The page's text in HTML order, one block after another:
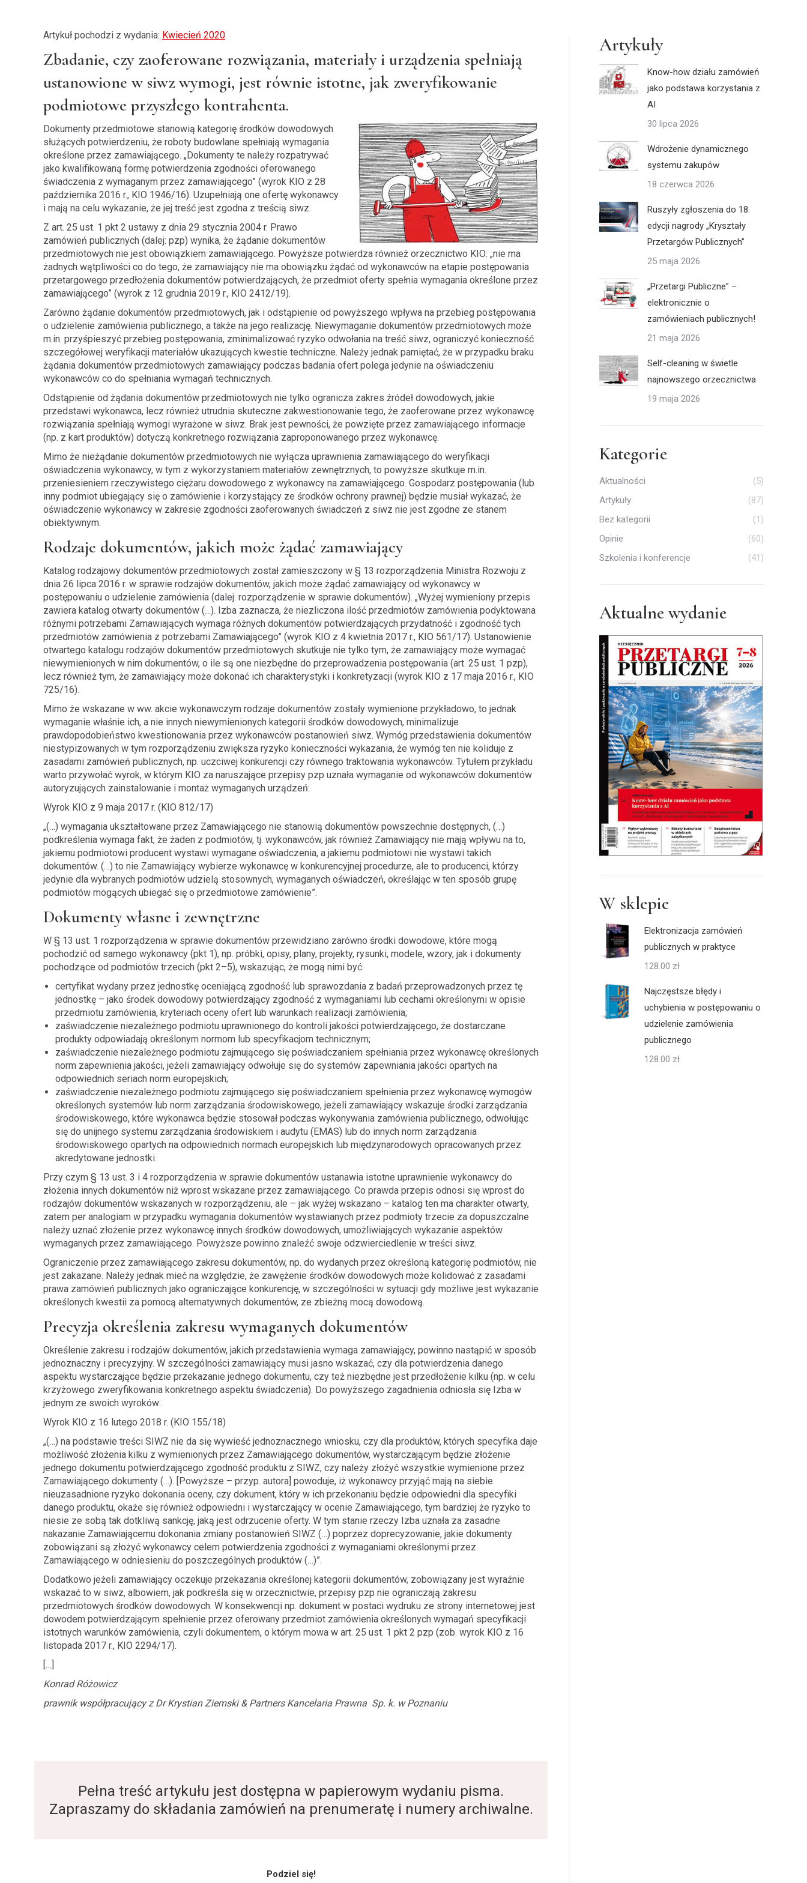
Artykuł pochodzi z wydania: Kwiecień 2020
Zbadanie, czy zaoferowane rozwiązania, materiały i urządzenia spełniają
ustanowione w siwz wymogi, jest równie istotne, jak zweryfikowanie
podmiotowe przyszłego kontrahenta.
Dokumenty przedmiotowe stanowią kategorię środków dowodowych
służących potwierdzeniu, że roboty budowlane spełniają wymagania
określone przez zamawiającego. „Dokumenty te należy rozpatrywać
jako kwalifikowaną formę potwierdzenia zgodności oferowanego
świadczenia z wymaganym przez zamawiającego” (wyrok KIO z 28
października 2016 r., KIO 1946/16). Uzupełniają one ofertę wykonawcy
i mają na celu wykazanie, że jej treść jest zgodna z treścią siwz.
Z art. 25 ust. 1 pkt 2 ustawy z dnia 29 stycznia 2004 r. Prawo
zamówień publicznych (dalej: pzp) wynika, że żądanie dokumentów
przedmiotowych nie jest obowiązkiem zamawiającego. Powyższe potwierdza również orzecznictwo KIO: „nie ma
żadnych wątpliwości co do tego, że zamawiający nie ma obowiązku żądać od wykonawców na etapie postępowania
przetargowego przedłożenia dokumentów potwierdzających, że przedmiot oferty spełnia wymagania określone przez
zamawiającego” (wyrok z 12 grudnia 2019 r., KIO 2412/19).
Zarówno żądanie dokumentów przedmiotowych, jak i odstąpienie od powyższego wpływa na przebieg postępowania
o udzielenie zamówienia publicznego, a także na jego realizację. Niewymaganie dokumentów przedmiotowych może
m.in. przyśpieszyć przebieg postępowania, zminimalizować ryzyko odwołania na treść siwz, ograniczyć konieczność
szczegółowej weryfikacji materiałów ukazujących kwestie techniczne. Należy jednak pamiętać, że w przypadku braku
żądania dokumentów przedmiotowych zamawiający podczas badania ofert polega jedynie na oświadczeniu
wykonawców co do spełniania wymagań technicznych.
Odstąpienie od żądania dokumentów przedmiotowych nie tylko ogranicza zakres źródeł dowodowych, jakie
przedstawi wykonawca, lecz również utrudnia skuteczne zakwestionowanie tego, że zaoferowane przez wykonawcę
rozwiązania spełniają wymogi wyrażone w siwz. Brak jest pewności, że powzięte przez zamawiającego informacje
(np. z kart produktów) dotyczą konkretnego rozwiązania zaproponowanego przez wykonawcę.
Mimo że nieżądanie dokumentów przedmiotowych nie wyłącza uprawnienia zamawiającego do weryfikacji
oświadczenia wykonawcy, w tym z wykorzystaniem materiałów zewnętrznych, to powyższe skutkuje m.in.
przeniesieniem rzeczywistego ciężaru dowodowego z wykonawcy na zamawiającego. Gospodarz postępowania (lub
inny podmiot ubiegający się o zamówienie i korzystający ze środków ochrony prawnej) będzie musiał wykazać, że
oświadczenie wykonawcy w zakresie zgodności zaoferowanych świadczeń z siwz nie jest zgodne ze stanem
obiektywnym.
Rodzaje dokumentów, jakich może żądać zamawiający
Katalog rodzajowy dokumentów przedmiotowych został zamieszczony w § 13 rozporządzenia Ministra Rozwoju z
dnia 26 lipca 2016 r. w sprawie rodzajów dokumentów, jakich może żądać zamawiający od wykonawcy w
postępowaniu o udzielenie zamówienia (dalej: rozporządzenie w sprawie dokumentów). „Wyżej wymieniony przepis
zawiera katalog otwarty dokumentów (…). Izba zaznacza, że niezliczona ilość przedmiotów zamówienia podyktowana
różnymi potrzebami Zamawiających wymaga różnych dokumentów potwierdzających przydatność i zgodność tych
przedmiotów zamówienia z potrzebami Zamawiającego” (wyrok KIO z 4 kwietnia 2017 r., KIO 561/17). Ustanowienie
otwartego katalogu rodzajów dokumentów przedmiotowych skutkuje nie tylko tym, że zamawiający może wymagać
niewymienionych w nim dokumentów, o ile są one niezbędne do przeprowadzenia postępowania (art. 25 ust. 1 pzp),
lecz również tym, że zamawiający może dokonać ich charakterystyki i konkretyzacji (wyrok KIO z 17 maja 2016 r., KIO
725/16).
Mimo że wskazane w ww. akcie wykonawczym rodzaje dokumentów zostały wymienione przykładowo, to jednak
wymaganie właśnie ich, a nie innych niewymienionych kategorii środków dowodowych, minimalizuje
prawdopodobieństwo kwestionowania przez wykonawców postanowień siwz. Wymóg przedstawienia dokumentów
niestypizowanych w tym rozporządzeniu zwiększa ryzyko konieczności wykazania, że wymóg ten nie koliduje z
zasadami zamówień publicznych, np. uczciwej konkurencji czy równego traktowania wykonawców. Tytułem przykładu
warto przywołać wyrok, w którym KIO za naruszające przepisy pzp uznała wymaganie od wykonawców dokumentów
autoryzujących zainstalowanie i montaż wymaganych urządzeń:
Wyrok KIO z 9 maja 2017 r. (KIO 812/17)
„(…) wymagania ukształtowane przez Zamawiającego nie stanowią dokumentów powszechnie dostępnych, (…)
podkreślenia wymaga fakt, że żaden z podmiotów, tj. wykonawców, jak również Zamawiający nie mają wpływu na to,
jakiemu podmiotowi producent wystawi wymagane oświadczenia, a jakiemu podmiotowi nie wystawi takich
dokumentów. (…) to nie Zamawiający wybierze wykonawcę w konkurencyjnej procedurze, ale to producenci, którzy
jedynie dla wybranych podmiotów udzielą stosownych, wymaganych oświadczeń, określając w ten sposób grupę
podmiotów mogących ubiegać się o przedmiotowe zamówienie”.
Dokumenty własne i zewnętrzne
W § 13 ust. 1 rozporządzenia w sprawie dokumentów przewidziano zarówno środki dowodowe, które mogą
pochodzić od samego wykonawcy (pkt 1), np. próbki, opisy, plany, projekty, rysunki, modele, wzory, jak i dokumenty
pochodzące od podmiotów trzecich (pkt 2–5), wskazując, że mogą nimi być:
certyfikat wydany przez jednostkę oceniającą zgodność lub sprawozdania z badań przeprowadzonych przez tę
jednostkę – jako środek dowodowy potwierdzający zgodność z wymaganiami lub cechami określonymi w opisie
przedmiotu zamówienia, kryteriach oceny ofert lub warunkach realizacji zamówienia;
zaświadczenie niezależnego podmiotu uprawnionego do kontroli jakości potwierdzającego, że dostarczane
produkty odpowiadają określonym normom lub specyfikacjom technicznym;
zaświadczenie niezależnego podmiotu zajmującego się poświadczaniem spełniania przez wykonawcę określonych
norm zapewnienia jakości, jeżeli zamawiający odwołuje się do systemów zapewniania jakości opartych na
odpowiednich seriach norm europejskich;
zaświadczenie niezależnego podmiotu zajmującego się poświadczaniem spełnienia przez wykonawcę wymogów
określonych systemów lub norm zarządzania środowiskowego, jeżeli zamawiający wskazuje środki zarządzania
środowiskowego, które wykonawca będzie stosował podczas wykonywania zamówienia publicznego, odwołując
się do unijnego systemu zarządzania środowiskiem i audytu (EMAS) lub do innych norm zarządzania
środowiskowego opartych na odpowiednich normach europejskich lub międzynarodowych opracowanych przez
akredytowane jednostki.
Przy czym § 13 ust. 3 i 4 rozporządzenia w sprawie dokumentów ustanawia istotne uprawnienie wykonawcy do
złożenia innych dokumentów niż wprost wskazane przez zamawiającego. Co prawda przepis odnosi się wprost do
rodzajów dokumentów wskazanych w rozporządzeniu, ale – jak wyżej wskazano – katalog ten ma charakter otwarty,
zatem per analogiam w przypadku wymagania dokumentów wystawianych przez podmioty trzecie za dopuszczalne
należy uznać złożenie przez wykonawcę innych środków dowodowych, umożliwiających wykazanie aspektów
wymaganych przez zamawiającego. Powyższe powinno znaleźć swoje odzwierciedlenie w treści siwz.
Ograniczenie przez zamawiającego zakresu dokumentów, np. do wydanych przez określoną kategorię podmiotów, nie
jest zakazane. Należy jednak mieć na względzie, że zawężenie środków dowodowych może kolidować z zasadami
prawa zamówień publicznych jako ograniczające konkurencję, w szczególności w sytuacji gdy możliwe jest wykazanie
określonych kwestii za pomocą alternatywnych dokumentów, ze zbieżną mocą dowodową.
Precyzja określenia zakresu wymaganych dokumentów
Określenie zakresu i rodzajów dokumentów, jakich przedstawienia wymaga zamawiający, powinno nastąpić w sposób
jednoznaczny i precyzyjny. W szczególności zamawiający musi jasno wskazać, czy dla potwierdzenia danego
aspektu wystarczające będzie przekazanie jednego dokumentu, czy też niezbędne jest przedłożenie kilku (np. w celu
krzyżowego zweryfikowania konkretnego aspektu świadczenia). Do powyższego zagadnienia odniosła się Izba w
jednym ze swoich wyroków:
Wyrok KIO z 16 lutego 2018 r. (KIO 155/18)
„(…) na podstawie treści SIWZ nie da się wywieść jednoznacznego wniosku, czy dla produktów, których specyfika daje
możliwość złożenia kilku z wymienionych przez Zamawiającego dokumentów, wystarczającym będzie złożenie
jednego dokumentu potwierdzającego zgodność produktu z SIWZ, czy należy złożyć wszystkie wymienione przez
Zamawiającego dokumenty (…). [Powyższe – przyp. autora] powoduje, iż wykonawcy przyjąć mają na siebie
nieuzasadnione ryzyko dokonania oceny, czy dokument, który w ich przekonaniu będzie odpowiedni dla specyfiki
danego produktu, okaże się również odpowiedni i wystarczający w ocenie Zamawiającego, tym bardziej że ryzyko to
niesie ze sobą tak dotkliwą sankcję, jaką jest odrzucenie oferty. W tym stanie rzeczy Izba uznała za zasadne
nakazanie Zamawiającemu dokonania zmiany postanowień SIWZ (…) poprzez doprecyzowanie, jakie dokumenty
zobowiązani są złożyć wykonawcy celem potwierdzenia zgodności z wymaganiami określonymi przez
Zamawiającego w odniesieniu do poszczególnych produktów (…)”.
Dodatkowo jeżeli zamawiający oczekuje przekazania określonej kategorii dokumentów, zobowiązany jest wyraźnie
wskazać to w siwz, albowiem, jak podkreśla się w orzecznictwie, przepisy pzp nie ograniczają zakresu
przedmiotowych środków dowodowych. W konsekwencji np. dokument w postaci wydruku ze strony internetowej jest
dowodem potwierdzającym spełnienie przez oferowany przedmiot zamówienia określonych wymagań specyfikacji
istotnych warunków zamówienia, czyli dokumentem, o którym mowa w art. 25 ust. 1 pkt 2 pzp (zob. wyrok KIO z 16
listopada 2017 r., KIO 2294/17).
[…]
Konrad Różowicz
prawnik współpracujący z Dr Krystian Ziemski & Partners Kancelaria Prawna Sp. k. w Poznaniu
Pełna treść artykułu jest dostępna w papierowym wydaniu pisma.
Zapraszamy do składania zamówień na prenumeratę i numery archiwalne.
Podziel się!
Artykuły
Know-how działu zamówień
jako podstawa korzystania z
AI
30 lipca 2026
Wdrożenie dynamicznego
systemu zakupów
18 czerwca 2026
Ruszyły zgłoszenia do 18.
edycji nagrody „Kryształy
Przetargów Publicznych”
25 maja 2026
„Przetargi Publiczne” –
elektronicznie o
zamówieniach publicznych!
21 maja 2026
Self-cleaning w świetle
najnowszego orzecznictwa
19 maja 2026
Kategorie
Aktualności
(5)
Artykuły
(87)
Bez kategorii
(1)
Opinie
(60)
Szkolenia i konferencje
(41)
Aktualne wydanie
W sklepie
Elektronizacja zamówień
publicznych w praktyce
128.00 zł
Najczęstsze błędy i
uchybienia w postępowaniu o
udzielenie zamówienia
publicznego
128.00 zł